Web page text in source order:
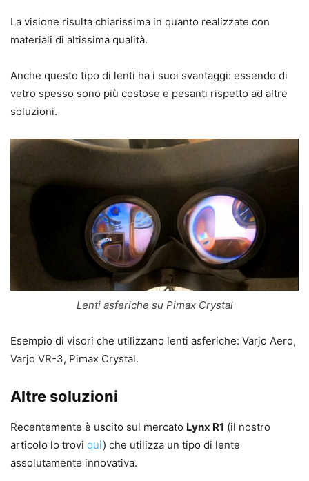
La visione risulta chiarissima in quanto realizzate con
materiali di altissima qualità.
Anche questo tipo di lenti ha i suoi svantaggi: essendo di
vetro spesso sono più costose e pesanti rispetto ad altre
soluzioni.
Lenti asferiche su Pimax Crystal
Esempio di visori che utilizzano lenti asferiche: Varjo Aero,
Varjo VR-3, Pimax Crystal.
Altre soluzioni
Recentemente è uscito sul mercato Lynx R1 (il nostro
articolo lo trovi qui) che utilizza un tipo di lente
assolutamente innovativa.